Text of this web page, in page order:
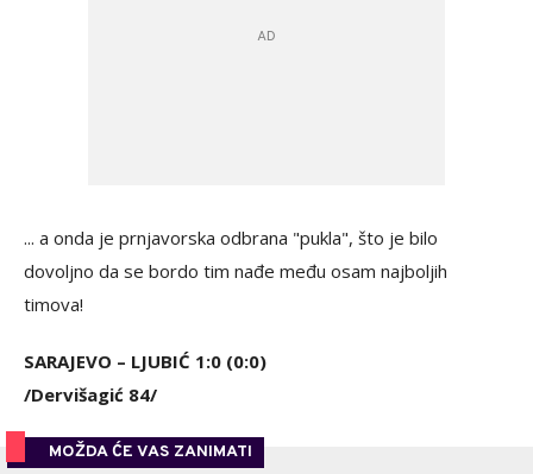
... a onda je prnjavorska odbrana "pukla", što je bilo
dovoljno da se bordo tim nađe među osam najboljih
timova!
SARAJEVO – LJUBIĆ 1:0 (0:0)
/Dervišagić 84/
MOŽDA ĆE VAS ZANIMATI